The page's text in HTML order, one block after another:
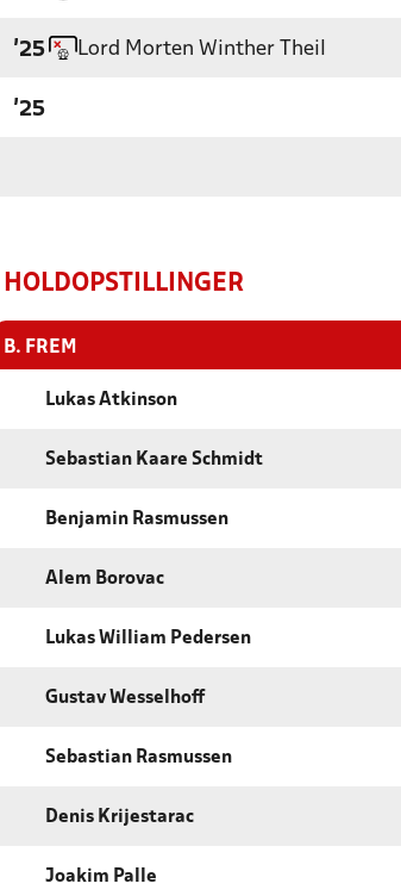
'25 Lord Morten Winther Theil
'25
HOLDOPSTILLINGER
B. FREM
Lukas Atkinson
Sebastian Kaare Schmidt
Benjamin Rasmussen
Alem Borovac
Lukas William Pedersen
Gustav Wesselhoff
Sebastian Rasmussen
Denis Krijestarac
Joakim Palle